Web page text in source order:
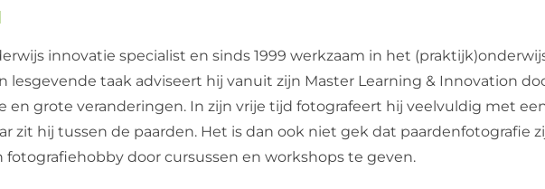
innovatie specialist en sinds 1999 werkzaam in het
lesgevende taak adviseert hij vanuit zijn Master Learning & Innovation
en grote veranderingen. In zijn vrije tijd fotografeert hij veelvuldig met
zit hij tussen de paarden. Het is dan ook niet gek dat paardenfotografie
door cursussen en workshops te geven.